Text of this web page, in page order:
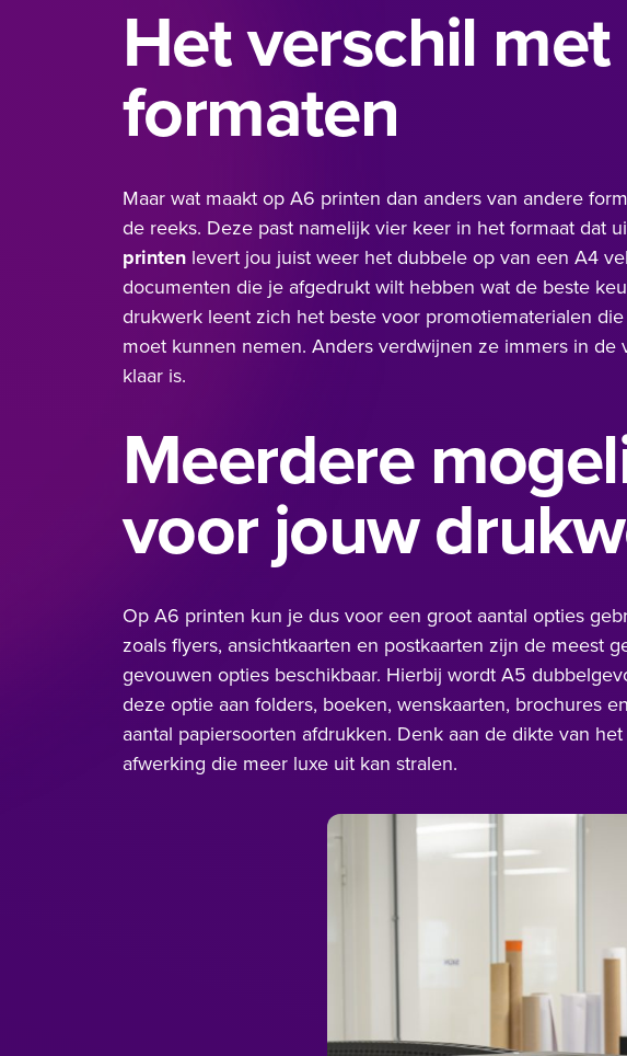
Het verschil
formaten
Maar wat maakt op A6 printen dan anders van andere
de reeks. Deze past namelijk vier keer in het formaat dat
printen levert jou juist weer het dubbele op van een A4
documenten die je afgedrukt wilt hebben wat de beste
drukwerk leent zich het beste voor promotiematerialen
moet kunnen nemen. Anders verdwijnen ze immers in de
klaar is.
Meerdere
voor jouw
Op A6 printen kun je dus voor een groot aantal opties
zoals flyers, ansichtkaarten en postkaarten zijn de meest
gevouwen opties beschikbaar. Hierbij wordt A5
deze optie aan folders, boeken, wenskaarten, brochures
aantal papiersoorten afdrukken. Denk aan de dikte van
afwerking die meer luxe uit kan stralen.